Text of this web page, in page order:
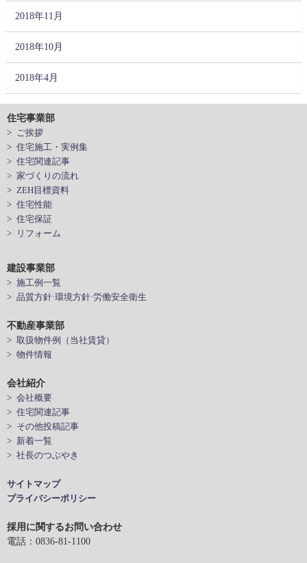
2018年11月
2018年10月
2018年4月
住宅事業部
> ご挨拶
> 住宅施工・実例集
> 住宅関連記事
> 家づくりの流れ
> ZEH目標資料
> 住宅性能
> 住宅保証
> リフォーム
建設事業部
> 施工例一覧
> 品質方針·環境方針·労働安全衛生
不動産事業部
> 取扱物件例（当社賃貸）
> 物件情報
会社紹介
> 会社概要
> 住宅関連記事
> その他投稿記事
> 新着一覧
> 社長のつぶやき
サイトマップ
プライバシーポリシー
採用に関するお問い合わせ
電話：0836-81-1100